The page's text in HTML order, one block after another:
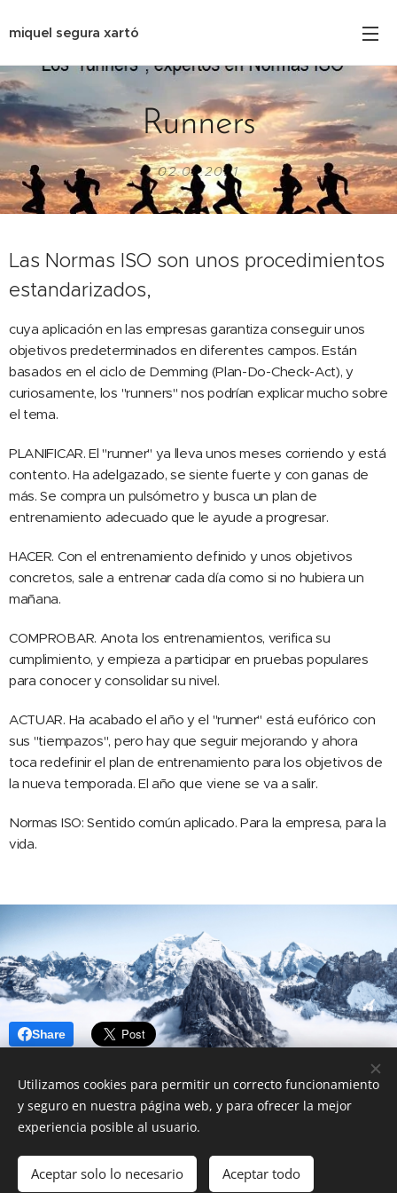
miquel segura xartó
Runners
02.02.2021
Las Normas ISO son unos procedimientos
estandarizados,
cuya aplicación en las empresas garantiza conseguir unos
objetivos predeterminados en diferentes campos. Están
basados en el ciclo de Demming (Plan-Do-Check-Act), y
curiosamente, los "runners" nos podrían explicar mucho sobre
el tema.
PLANIFICAR. El "runner" ya lleva unos meses corriendo y está
contento. Ha adelgazado, se siente fuerte y con ganas de
más. Se compra un pulsómetro y busca un plan de
entrenamiento adecuado que le ayude a progresar.
HACER. Con el entrenamiento definido y unos objetivos
concretos, sale a entrenar cada día como si no hubiera un
mañana.
COMPROBAR. Anota los entrenamientos, verifica su
cumplimiento, y empieza a participar en pruebas populares
para conocer y consolidar su nivel.
ACTUAR. Ha acabado el año y el "runner" está eufórico con
sus "tiempazos", pero hay que seguir mejorando y ahora
toca redefinir el plan de entrenamiento para los objetivos de
la nueva temporada. El año que viene se va a salir.
Normas ISO: Sentido común aplicado. Para la empresa, para la
vida.
Share
Miquel Segura Xartó- miquel.segura55@gmail.com
Creado conWebnode Cookies
Utilizamos cookies para permitir un correcto funcionamiento
y seguro en nuestra página web, y para ofrecer la mejor
experiencia posible al usuario.
Aceptar solo lo necesario Aceptar todo